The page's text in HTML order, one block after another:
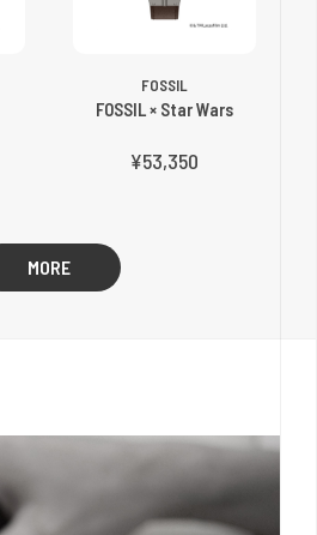
FOSSIL
FOSSIL × Star Wars
¥53,350
MORE